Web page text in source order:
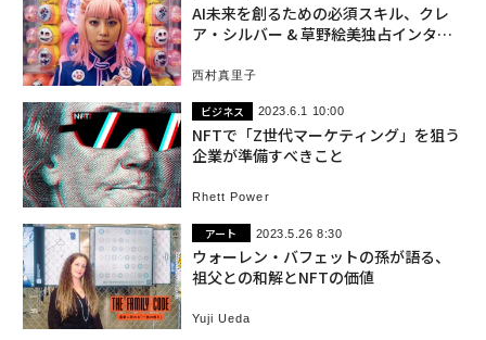
AI未来を創るための必須スキル、クレ
ア・シルバー & 草野絵美独占インタビ
西村真里子
ビジネス 2023.6.1 10:00
NFTで「Z世代マーケティング」を狙う
企業が準備すべきこと
Rhett Power
アート 2023.5.26 8:30
ウォーレン・バフェットの孫が語る、
祖父との和解とNFTの価値
Yuji Ueda